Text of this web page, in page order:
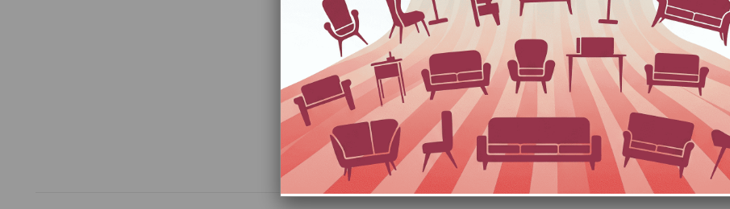
Favorilere Ekle Kargo Bedava
ÜRÜN ÖZELLIKLERI ÖDEME SEÇENEKLERI